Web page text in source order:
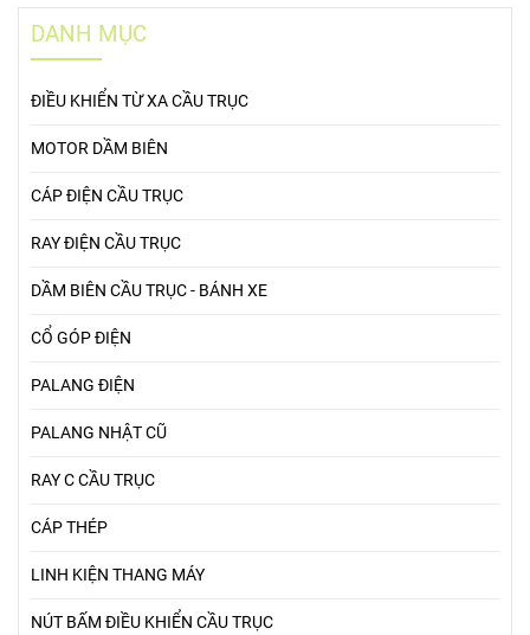
DANH MỤC
ĐIỀU KHIỂN TỪ XA CẦU TRỤC
MOTOR DẦM BIÊN
CÁP ĐIỆN CẦU TRỤC
RAY ĐIỆN CẦU TRỤC
DẦM BIÊN CẦU TRỤC - BÁNH XE
CỔ GÓP ĐIỆN
PALANG ĐIỆN
PALANG NHẬT CŨ
RAY C CẦU TRỤC
CÁP THÉP
LINH KIỆN THANG MÁY
NÚT BẤM ĐIỀU KHIỂN CẦU TRỤC